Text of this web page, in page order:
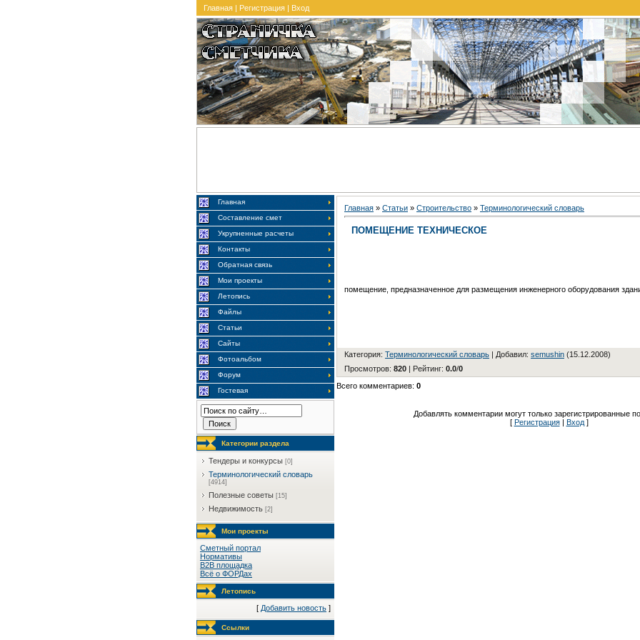
Главная | Регистрация | Вход
Главная
Составление смет
Укрупненные расчеты
Контакты
Обратная связь
Мои проекты
Летопись
Файлы
Статьи
Сайты
Фотоальбом
Форум
Гостевая
Категории раздела
Тендеры и конкурсы [0]
Терминологический словарь
[4914]
Полезные советы [15]
Недвижимость [2]
Мои проекты
Сметный портал
Нормативы
B2B площадка
Всё о ФОРДах
Летопись
[ Добавить новость ]
Ссылки
Главная » Статьи » Строительство » Терминологический словарь
ПОМЕЩЕНИЕ ТЕХНИЧЕСКОЕ
помещение, предназначенное для размещения инженерного оборудования
Категория: Терминологический словарь | Добавил: semushin (15.12.2008)
Просмотров: 820 | Рейтинг: 0.0/0
Всего комментариев: 0
Добавлять комментарии могут только зарегистрированные
[ Регистрация| Вход]